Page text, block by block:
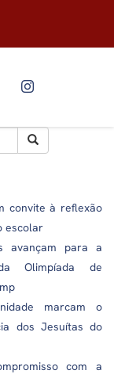
convite à reflexão
escolar
avançam para a
Olimpíada de
marcam o
dos Jesuítas do
com a